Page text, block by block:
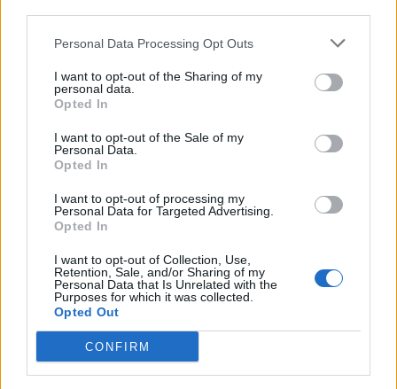
Personal Data Processing Opt Outs
I want to opt-out of the Sharing of my
personal data.
Opted In
I want to opt-out of the Sale of my
Personal Data.
Opted In
I want to opt-out of processing my
Personal Data for Targeted Advertising.
Opted In
I want to opt-out of Collection, Use,
Retention, Sale, and/or Sharing of my
Personal Data that Is Unrelated with the
Purposes for which it was collected.
Opted Out
CONFIRM
Όπως είμαστε σε θέση να γνωρίζουμε κάθε
παιχνίδι καλείται να δεχτεί πολλούς
δεσμευτικούς όρους, με πιο σκληρό εκείνον
που αφορά στην αναγκαστική παραμονή του
στο παιχνίδι για τουλάχιστον δύο μήνες!